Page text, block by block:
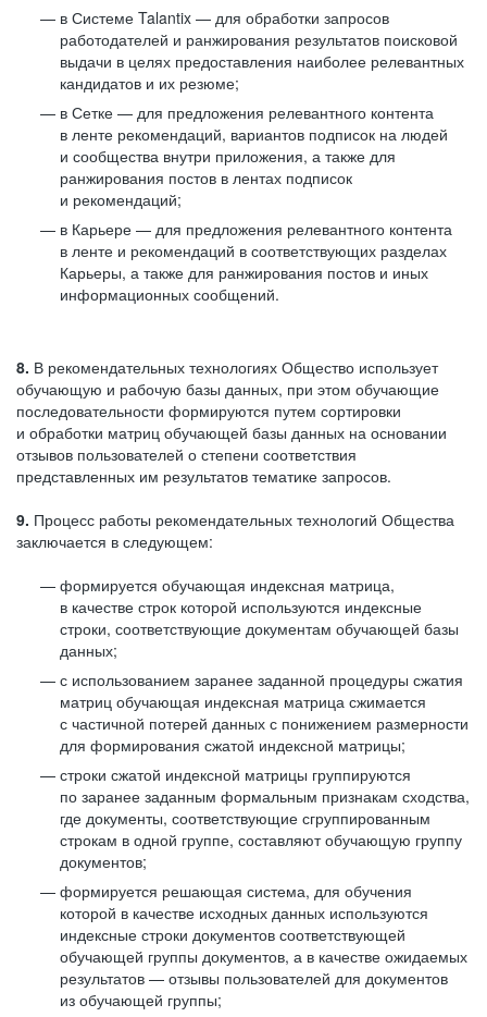
в Системе Talantix — для обработки запросов
работодателей и ранжирования результатов поисковой
выдачи в целях предоставления наиболее релевантных
кандидатов и их резюме;
в Сетке — для предложения релевантного контента
в ленте рекомендаций, вариантов подписок на людей
и сообщества внутри приложения, а также для
ранжирования постов в лентах подписок
и рекомендаций;
в Карьере — для предложения релевантного контента
в ленте и рекомендаций в соответствующих разделах
Карьеры, а также для ранжирования постов и иных
информационных сообщений.
8. В рекомендательных технологиях Общество использует
обучающую и рабочую базы данных, при этом обучающие
последовательности формируются путем сортировки
и обработки матриц обучающей базы данных на основании
отзывов пользователей о степени соответствия
представленных им результатов тематике запросов.
9. Процесс работы рекомендательных технологий Общества
заключается в следующем:
формируется обучающая индексная матрица,
в качестве строк которой используются индексные
строки, соответствующие документам обучающей базы
данных;
с использованием заранее заданной процедуры сжатия
матриц обучающая индексная матрица сжимается
с частичной потерей данных с понижением размерности
для формирования сжатой индексной матрицы;
строки сжатой индексной матрицы группируются
по заранее заданным формальным признакам сходства,
где документы, соответствующие сгруппированным
строкам в одной группе, составляют обучающую группу
документов;
формируется решающая система, для обучения
которой в качестве исходных данных используются
индексные строки документов соответствующей
обучающей группы документов, а в качестве ожидаемых
результатов — отзывы пользователей для документов
из обучающей группы;